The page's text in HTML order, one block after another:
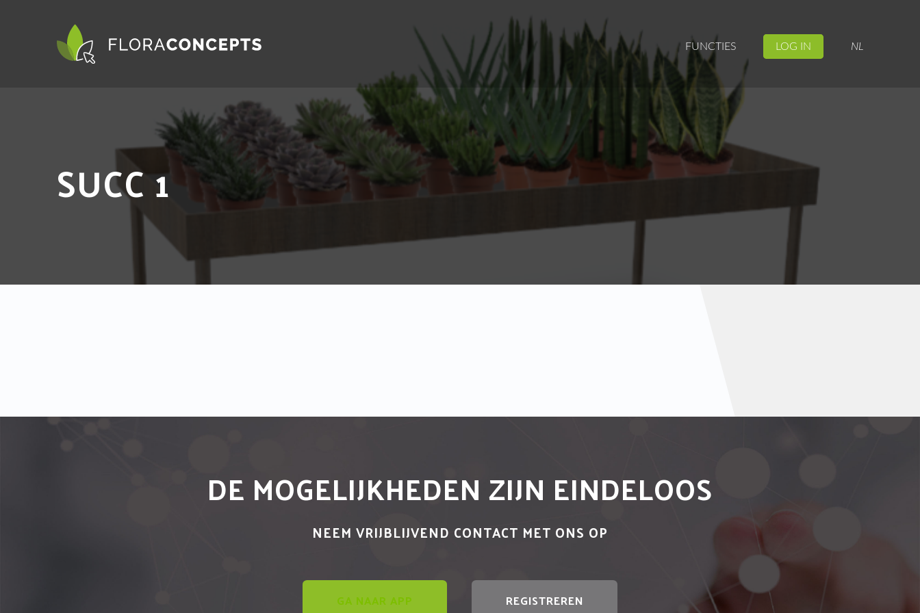
FUNCTIES LOG IN NL
SUCC 1
DE MOGELIJKHEDEN ZIJN EINDELOOS
NEEM VRIJBLIJVEND CONTACT MET ONS OP
GA NAAR APP REGISTREREN